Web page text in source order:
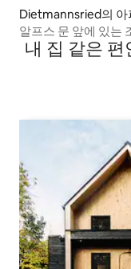
Dietmannsried의 아
알프스 문 앞에 있는
내 집 같은